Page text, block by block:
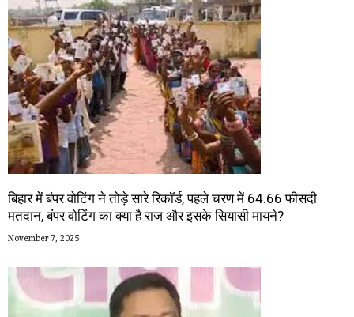
बिहार में बंपर वोटिंग ने तोड़े सारे रिकॉर्ड, पहले चरण में 64.66 फीसदी
मतदान, बंपर वोटिंग का क्या है राज और इसके सियासी मायने?
November 7, 2025